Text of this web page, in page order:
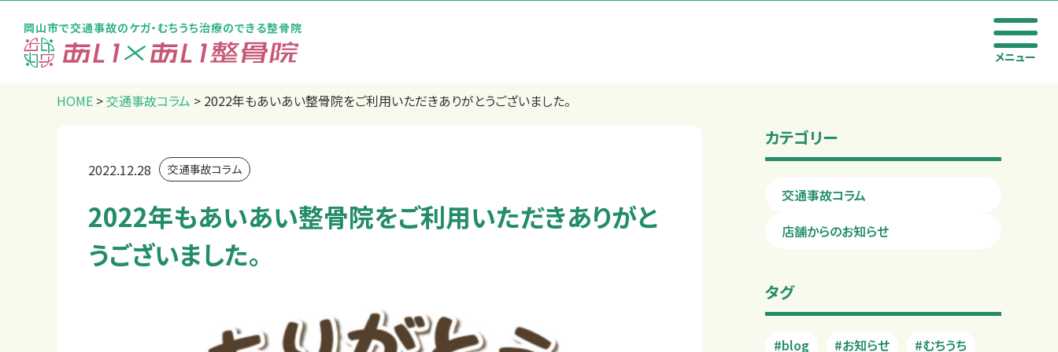
岡山市で交通事故のケガ・むちうち治療のできる整骨院
メニュー
トップページ
HOME >交通事故コラム > 2022年もあいあい整骨院をご利用いただきありがとうございました。
2022.12.28 交通事故コラム
2022年もあいあい整骨院をご利用いただきありがと
うございました。
カテゴリー
交通事故コラム
店舗からのお知らせ
タグ
#blog #お知らせ #むちうち